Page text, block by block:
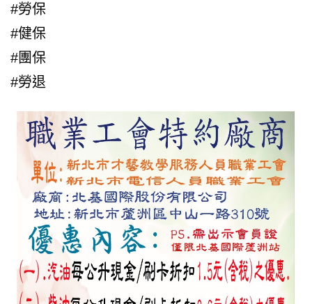
#勞保
#健保
#團保
#勞退